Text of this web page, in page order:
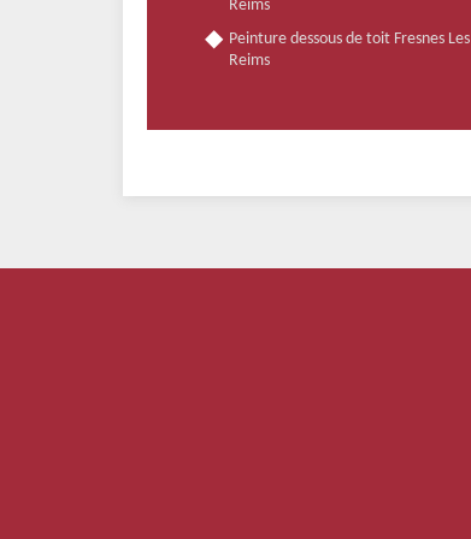
Reims
Peinture dessous de toit Fresnes Les
Reims